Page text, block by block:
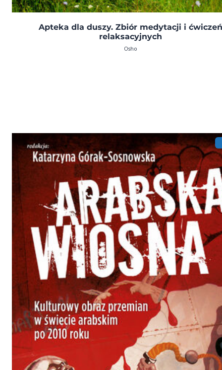
Apteka dla duszy. Zbiór medytacji i ćwiczeń
relaksacyjnych
Osho